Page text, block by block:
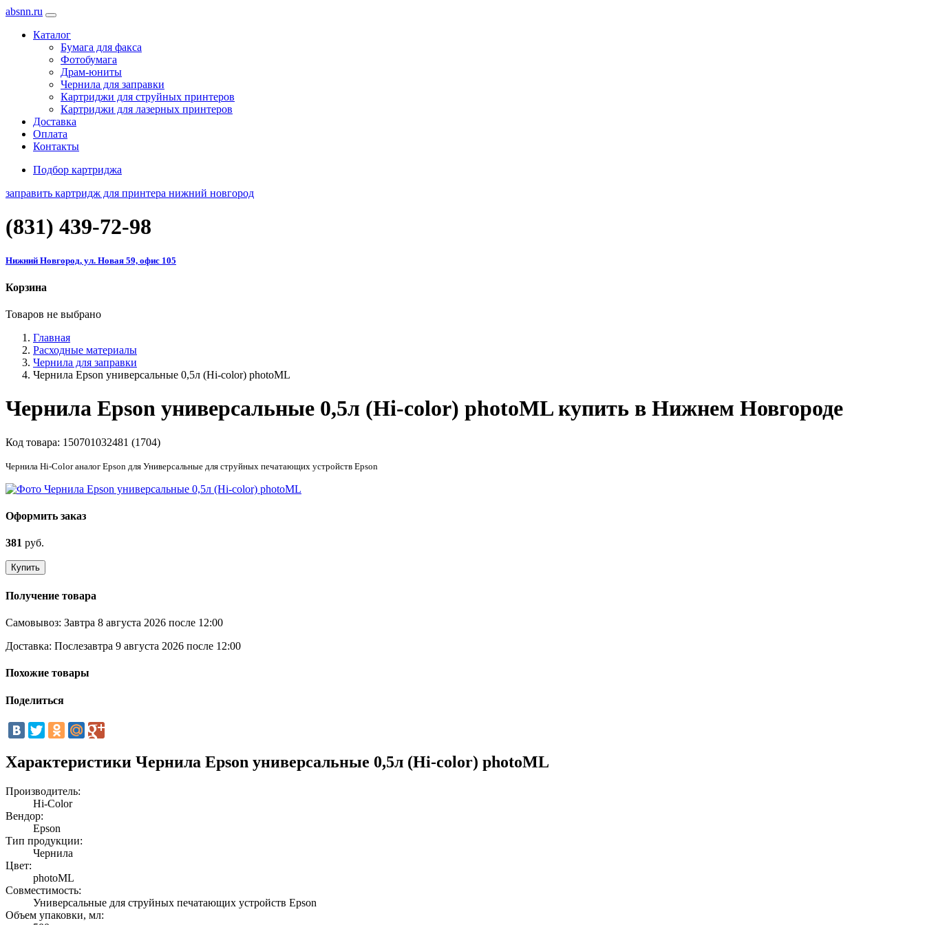
absnn.ru
Каталог
Бумага для факса
Фотобумага
Драм-юниты
Чернила для заправки
Картриджи для струйных принтеров
Картриджи для лазерных принтеров
Доставка
Оплата
Контакты
Подбор картриджа
заправить картридж для принтера нижний новгород
(831) 439-72-98
Нижний Новгород, ул. Новая 59, офис 105
Корзина
Товаров не выбрано
Главная
Расходные материалы
Чернила для заправки
Чернила Epson универсальные 0,5л (Hi-color) photoML
Чернила Epson универсальные 0,5л (Hi-color) photoML купить в Нижнем Новгороде
Код товара: 150701032481 (1704)
Чернила Hi-Color аналог Epson для Универсальные для струйных печатающих устройств Epson
Оформить заказ
381 руб.
Купить
Получение товара
Самовывоз: Завтра 8 августа 2026 после 12:00
Доставка: Послезавтра 9 августа 2026 после 12:00
Похожие товары
Поделиться
Характеристики Чернила Epson универсальные 0,5л (Hi-color) photoML
Производитель:
Hi-Color
Вендор:
Epson
Тип продукции:
Чернила
Цвет:
photoML
Совместимость:
Универсальные для струйных печатающих устройств Epson
Объем упаковки, мл: